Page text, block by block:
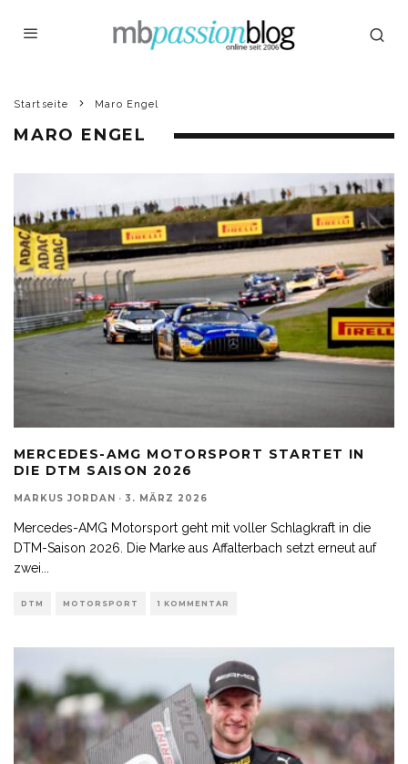
Startseite Maro Engel
MARO ENGEL
MERCEDES-AMG MOTORSPORT STARTET IN
DIE DTM SAISON 2026
MARKUS JORDAN · 3. MÄRZ 2026
Mercedes-AMG Motorsport geht mit voller Schlagkraft in die
DTM-Saison 2026. Die Marke aus Affalterbach setzt erneut auf
zwei
DTM MOTORSPORT 1 KOMMENTAR